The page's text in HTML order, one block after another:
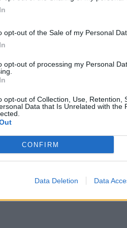
opt-out of the Sale of my Personal
opt-out of processing my Personal
opt-out of Collection, Use, Retention,
Data that Is Unrelated with the
CONFIRM
Data Deletion Data
di Bergamo, Brescia,
continuando sull’intero
17.863 plessi scolastici, per
richiesto entro la
scuola avrà gli arredi che